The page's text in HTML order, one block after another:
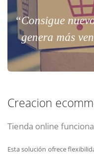
“Consigue
genera más
Creacion
Tienda online
Esta solución ofrece